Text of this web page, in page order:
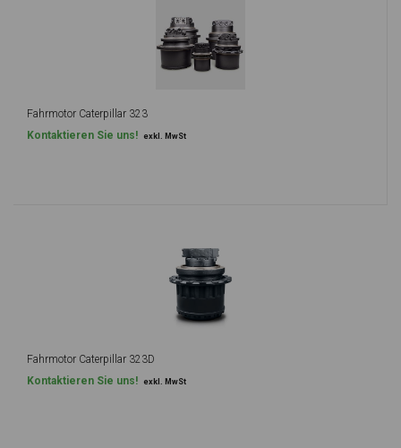
Fahrmotor Caterpillar 323
Kontaktieren Sie uns! exkl. MwSt
Fahrmotor Caterpillar 323D
Kontaktieren Sie uns! exkl. MwSt